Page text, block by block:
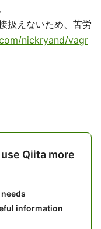
扱えないため、苦労
nickryand/vagr
Qiita more
information